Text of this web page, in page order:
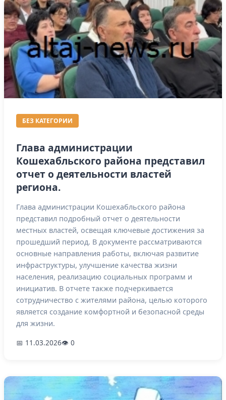
БЕЗ КАТЕГОРИИ
Глава администрации
Кошехабльского района представил
отчет о деятельности властей
региона.
Глава администрации Кошехабльского района
представил подробный отчет о деятельности
местных властей, освещая ключевые достижения за
прошедший период. В документе рассматриваются
основные направления работы, включая развитие
инфраструктуры, улучшение качества жизни
населения, реализацию социальных программ и
инициатив. В отчете также подчеркивается
сотрудничество с жителями района, целью которого
является создание комфортной и безопасной среды
для жизни.
📅 11.03.2026👁 0